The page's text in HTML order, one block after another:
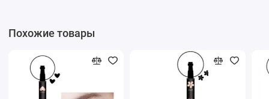
Похожие товары